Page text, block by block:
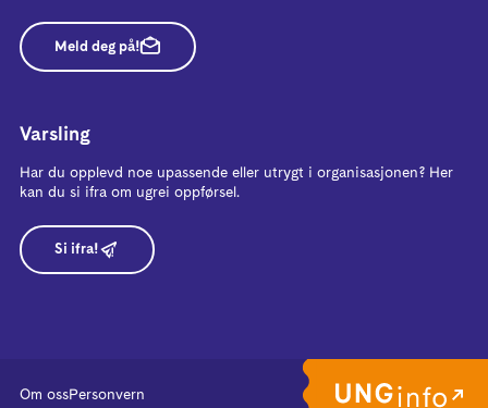
Meld deg på!
Varsling
Har du opplevd noe upassende eller utrygt i organisasjonen? Her
kan du si ifra om ugrei oppførsel.
Si ifra!
Om ossPersonvern